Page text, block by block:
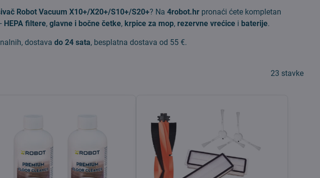
Robot Vacuum X10+/X20+/S10+/S20+? Na4robot.hr pronaći ćete kompletan
HEPA filtere,glavne i bočne četke, krpice za mop, rezervne vrećice i baterije.
dostavado 24 sata, besplatna dostava od 55 €.
23 stavke